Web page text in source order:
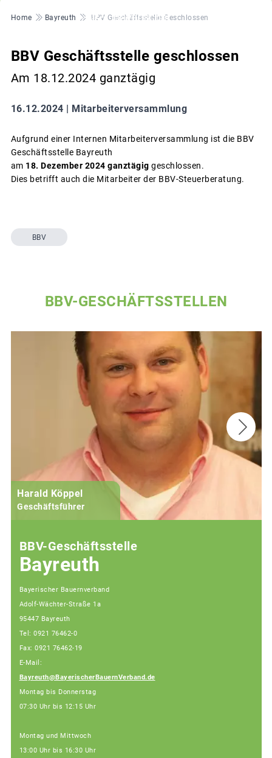
Pfadnavigation
Home Bayreuth BBV Geschäftsstelle Geschlossen
BBV Geschäftsstelle geschlossen
Am 18.12.2024 ganztägig
16.12.2024 | Mitarbeiterversammlung
Aufgrund einer Internen Mitarbeiterversammlung ist die BBV
Geschäftsstelle Bayreuth
am 18. Dezember 2024 ganztägig geschlossen.
Dies betrifft auch die Mitarbeiter der BBV-Steuerberatung.
BBV
BBV-GESCHÄFTSSTELLEN
Harald Köppel
Geschäftsführer
BBV-Geschäftsstelle
Bayreuth
Bayerischer Bauernverband
Adolf-Wächter-Straße 1a
95447 Bayreuth
Tel: 0921 76462-0
Fax: 0921 76462-19
E-Mail:
Bayreuth@BayerischerBauernVerband.de
Montag bis Donnerstag
07:30 Uhr bis 12:15 Uhr
Montag und Mittwoch
13:00 Uhr bis 16:30 Uhr